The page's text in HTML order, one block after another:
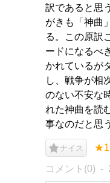
訳であると思
がきも「神曲
る。この原訳
ードになるべ
かれているが
し、戦争が相
のない不安な
れた神曲を読
事なのだと思
ナイス
コメント(0)